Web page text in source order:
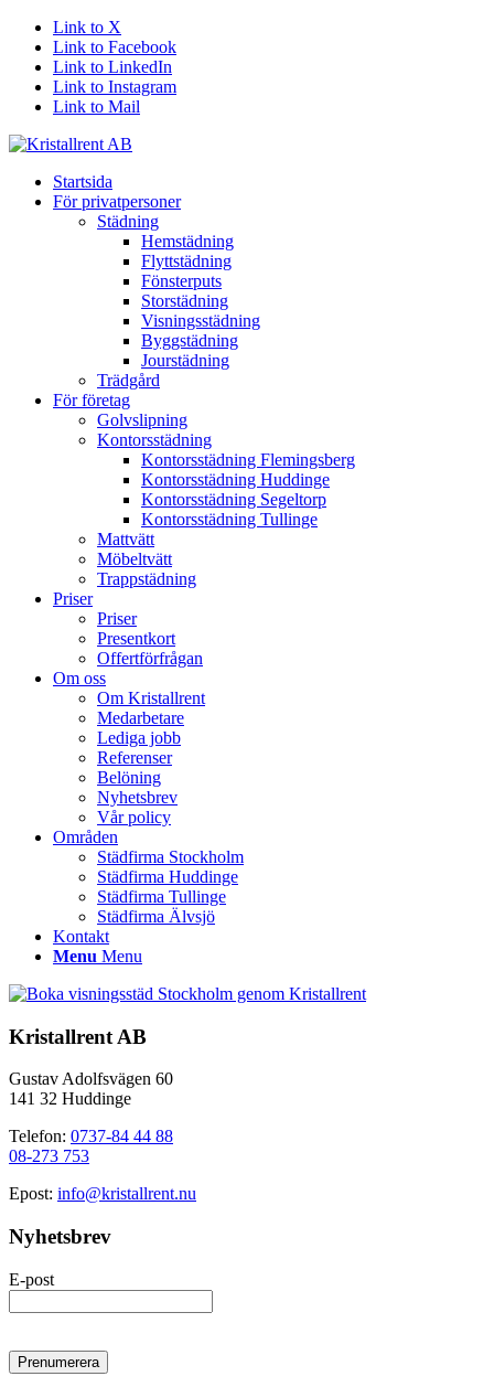
Link to X
Link to Facebook
Link to LinkedIn
Link to Instagram
Link to Mail
Startsida
För privatpersoner
Städning
Hemstädning
Flyttstädning
Fönsterputs
Storstädning
Visningsstädning
Byggstädning
Jourstädning
Trädgård
För företag
Golvslipning
Kontorsstädning
Kontorsstädning Flemingsberg
Kontorsstädning Huddinge
Kontorsstädning Segeltorp
Kontorsstädning Tullinge
Mattvätt
Möbeltvätt
Trappstädning
Priser
Priser
Presentkort
Offertförfrågan
Om oss
Om Kristallrent
Medarbetare
Lediga jobb
Referenser
Belöning
Nyhetsbrev
Vår policy
Områden
Städfirma Stockholm
Städfirma Huddinge
Städfirma Tullinge
Städfirma Älvsjö
Kontakt
Menu Menu
Kristallrent AB
Gustav Adolfsvägen 60
141 32 Huddinge
Telefon: 0737-84 44 88
08-273 753
Epost: info@kristallrent.nu
Nyhetsbrev
E-post